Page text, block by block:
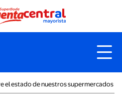
el estado de nuestros supermercados